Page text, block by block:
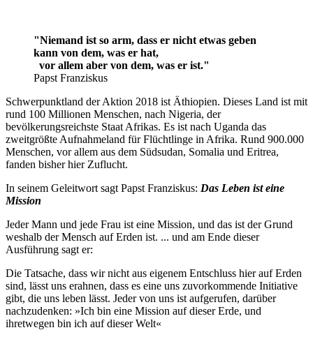
"Niemand ist so arm, dass er nicht etwas geben
kann von dem, was er hat,
vor allem aber von dem, was er ist."
Papst Franziskus
Schwerpunktland der Aktion 2018 ist Äthiopien. Dieses Land ist mit
rund 100 Millionen Menschen, nach Nigeria, der
bevölkerungsreichste Staat Afrikas. Es ist nach Uganda das
zweitgrößte Aufnahmeland für Flüchtlinge in Afrika. Rund 900.000
Menschen, vor allem aus dem Südsudan, Somalia und Eritrea,
fanden bisher hier Zuflucht.
In seinem Geleitwort sagt Papst Franziskus: Das Leben ist eine
Mission
Jeder Mann und jede Frau ist eine Mission, und das ist der Grund
weshalb der Mensch auf Erden ist. ... und am Ende dieser
Ausführung sagt er:
Die Tatsache, dass wir nicht aus eigenem Entschluss hier auf Erden
sind, lässt uns erahnen, dass es eine uns zuvorkommende Initiative
gibt, die uns leben lässt. Jeder von uns ist aufgerufen, darüber
nachzudenken: »Ich bin eine Mission auf dieser Erde, und
ihretwegen bin ich auf dieser Welt«